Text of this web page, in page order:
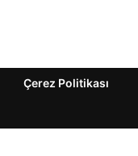
Çerez Politikası